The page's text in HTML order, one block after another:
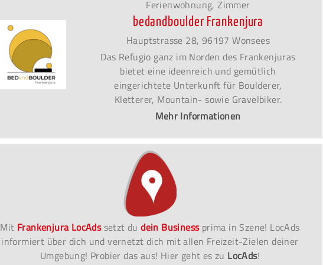
Ferienwohnung, Zimmer
bedandboulder Frankenjura
Hauptstrasse 28, 96197 Wonsees
Das Refugio ganz im Norden des Frankenjuras
bietet eine ideenreich und gemütlich
eingerichtete Unterkunft für Boulderer,
Kletterer, Mountain- sowie Gravelbiker.
Mehr Informationen
Mit Frankenjura LocAdssetzt dudein Businessprima in Szene! LocAds
informiert über dich und vernetzt dich mit allen Freizeit-Zielen deiner
Umgebung! Probier das aus! Hier geht es zu LocAds!